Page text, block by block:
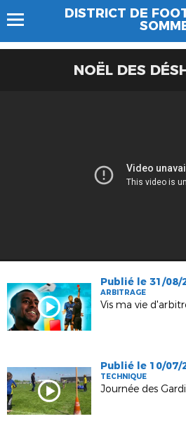
DISTRICT DE
NOËL DES
Publié le 31/08/
ARBITRAGE
Vis ma vie
Publié le 10/07/
TECHNIQUE